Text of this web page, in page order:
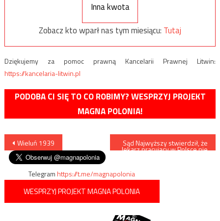
Inna kwota
Zobacz kto wparł nas tym miesiącu: Tutaj
Dziękujemy za pomoc prawną Kancelarii Prawnej Litwin:
https://kancelaria-litwin.pl
PODOBA CI SIĘ TO CO ROBIMY? WESPRZYJ PROJEKT
MAGNA POLONIA!
Nawigacja
wpisu
Wieluń 1939 Sąd Najwyższy stwierdził, że
lekarz pracujący w Polsce nie
Telegramhttps://t.me/magnapolonia
WESPRZYJ PROJEKT MAGNA POLONIA